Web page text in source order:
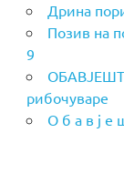
Дрина
Позив на
9
рибочуваре
О б а в ј е